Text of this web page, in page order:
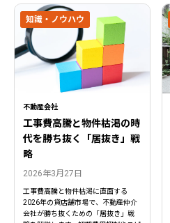
不動産会社
工事費高騰と物件枯渇の時
代を勝ち抜く「居抜き」戦
略
2026年3月27日
工事費高騰と物件枯渇に直面する
2026年の貸店舗市場で、不動産仲介
会社が勝ち抜くための「居抜き」戦
知識・ノウハウ